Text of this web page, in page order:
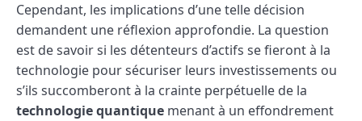
Cependant, les implications d’une telle décision
demandent une réflexion approfondie. La question
est de savoir si les détenteurs d’actifs se fieront à la
technologie pour sécuriser leurs investissements ou
s’ils succomberont à la crainte perpétuelle de la
technologie quantique menant à un effondrement